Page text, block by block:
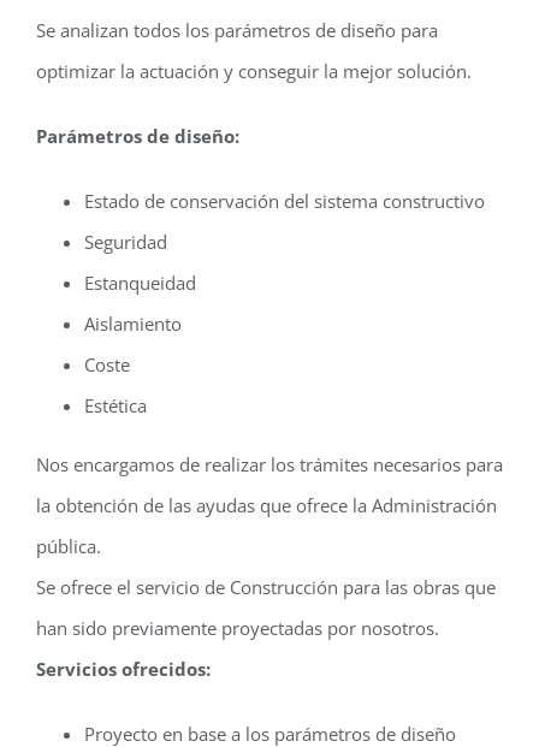
Se analizan todos los parámetros de diseño para
optimizar la actuación y conseguir la mejor solución.
Parámetros de diseño:
Estado de conservación del sistema constructivo
Seguridad
Estanqueidad
Aislamiento
Coste
Estética
Nos encargamos de realizar los trámites necesarios para
la obtención de las ayudas que ofrece la Administración
pública.
Se ofrece el servicio de Construcción para las obras que
han sido previamente proyectadas por nosotros.
Servicios ofrecidos:
Proyecto en base a los parámetros de diseño